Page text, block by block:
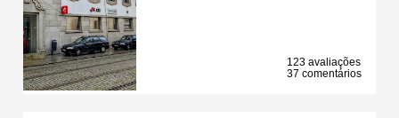
123 avaliações
37 comentários